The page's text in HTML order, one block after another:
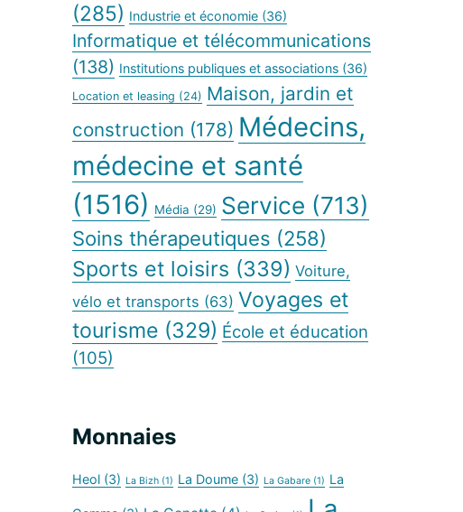
(285) Industrie et économie (36)
Informatique et télécommunications
(138) Institutions publiques et associations (36)
Location et leasing (24) Maison, jardin et
construction (178) Médecins,
médecine et santé
(1516) Média (29) Service (713)
Soins thérapeutiques (258)
Sports et loisirs (339) Voiture,
vélo et transports (63) Voyages et
tourisme (329) École et éducation
(105)
Monnaies
Heol (3) La Bizh (1) La Doume (3) La Gabare (1) La